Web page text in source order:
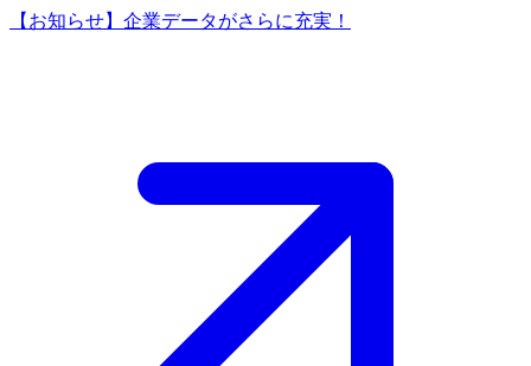
【お知らせ】企業データがさらに充実！